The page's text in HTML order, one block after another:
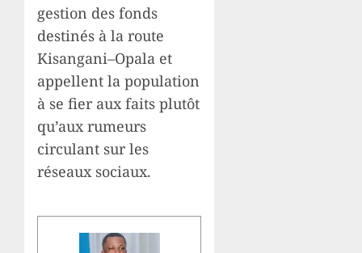
gestion des fonds
destinés à la route
Kisangani–Opala et
appellent la population
à se fier aux faits plutôt
qu’aux rumeurs
circulant sur les
réseaux sociaux.